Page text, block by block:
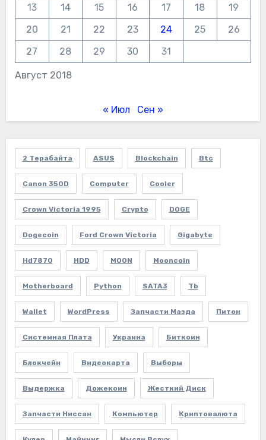
Август 2018
13
14 15 16 17 18
19
20
21 22 23 24 25
26
27
28 29 30 31
« Июл Сен »
2 Терабайта ASUS Blockchain Btc
Canon 350D Computer Cooler
Crown Victoria 1995 Crypto DOGE
Dogecoin Ford Crown Victoria Gigabyte
Hd7870 HDD MOON Mooncoin
Motherboard Python SATA3 Tb
Wallet WordPress Запчасти Мазда Питон
Системная Плата Украина Биткоин
Блокчейн Видеокарта Выборы
Выдержка Дожекоин Жесткий Диск
Запчасти Ниссан Компьютер Криптовалюта